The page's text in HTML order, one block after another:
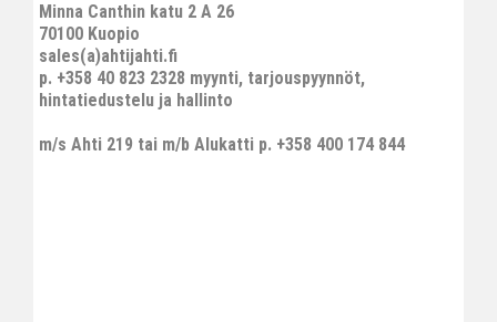
Minna Canthin katu 2 A 26
70100 Kuopio
sales(a)ahtijahti.fi
p. +358 40 823 2328 myynti, tarjouspyynnöt,
hintatiedustelu ja hallinto
m/s Ahti 219 tai m/b Alukatti p. +358 400 174 844